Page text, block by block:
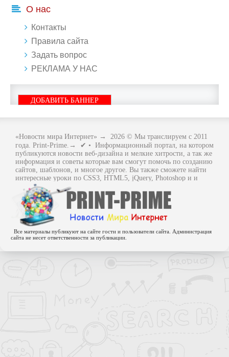
О нас
Контакты
Правила сайта
Задать вопрос
РЕКЛАМА У НАС
ДОБАВИТЬ БАННЕР
«Новости мира Интернет» → 2026 © Мы транслируем с 2011
года. Print-Prime.→ ✔ • Информационный портал, на котором
публикуются новости веб-дизайна и мелкие хитрости, а так же
информация и советы которые вам смогут помочь по созданию
сайтов, шаблонов, и многое другое. Вы также сможете найти
интересные уроки по CSS3, HTML5, jQuery, Photoshop и и
многое другое, интересное, с интернет мира. Вся информация
размещенная на сайте предназначена исключительно в
ознакомительных целях и ошибки в учении не кто не отменял
.. Как говориться - "Не бойся, когда не знаешь: страшно, когда
знать не хочется.
Все материалы публикуют на сайте гости и пользователи сайта. Администрация
сайта не несет ответственности за публикации.